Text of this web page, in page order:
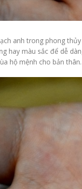
anh trong phong
hay màu sắc để dễ
hộ mệnh cho bản